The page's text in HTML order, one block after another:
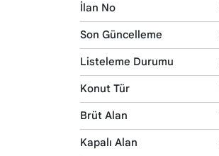
İlan No
Son Güncelleme
Listeleme Durumu
Konut Tür
Brüt Alan
Kapalı Alan